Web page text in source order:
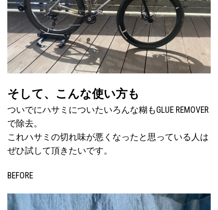
そして、こんな使い方も
ついでにハサミについたいろんな糊もGLUE REMOVER
で除去。
これハサミの切れ味が悪くなったと思っている人は
ぜひ試して頂きたいです。
BEFORE